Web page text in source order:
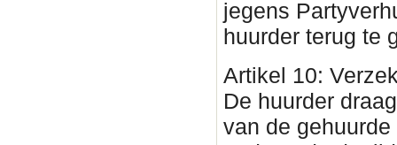
jegens
huurder terug te
Artikel 10:
De huurder
van de